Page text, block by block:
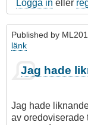
Logga in eller
Published by
länk
Jag hade
Jag hade
av oredoviserade